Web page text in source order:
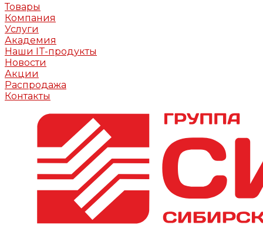
Товары
Компания
Услуги
Академия
Наши IT-продукты
Новости
Акции
Распродажа
Контакты